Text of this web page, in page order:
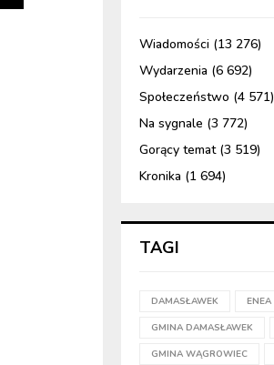
Wiadomości (13 276)
Wydarzenia (6 692)
Społeczeństwo (4 571)
Na sygnale (3 772)
Gorący temat(3 519)
Kronika (1 694)
TAGI
DAMASŁAWEK ENEA
GMINA DAMASŁAWEK
GMINA WĄGROWIEC